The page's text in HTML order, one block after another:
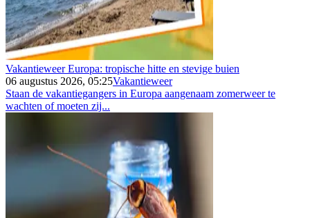
Vakantieweer Europa: tropische hitte en stevige buien
06 augustus 2026, 05:25Vakantieweer
Staan de vakantiegangers in Europa aangenaam zomerweer te
wachten of moeten zij...